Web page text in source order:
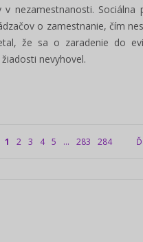
nezamestnanosti.
o zamestnanie, čím
že sa o zaradenie do
nevyhovel.
1 2 3 4 5 ... 283 284